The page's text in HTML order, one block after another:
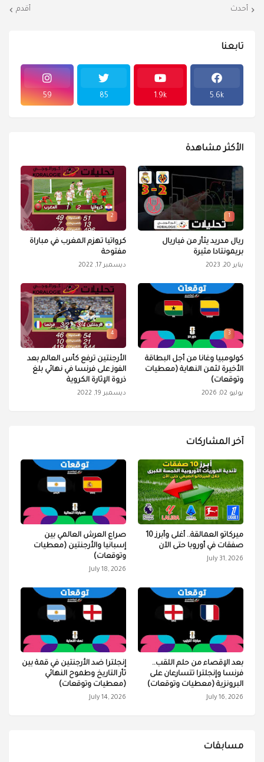
أحدث أقدم
تابعنا
5.6k
1.9k
85
59
الأكثر مشاهدة
1
ريال مدريد يثأر من فياريال
بريمونتادا مثيرة
يناير 20, 2023
2
كرواتيا تهزم المغرب في مباراة
مفتوحة
ديسمبر 17, 2022
3
كولومبيا وغانا من أجل البطاقة
الأخيرة لثمن النهاية (معطيات
وتوقعات)
يوليو 02, 2026
4
الأرجنتين ترفع كأس العالم بعد
الفوز على فرنسا في نهائي بلغ
ذروة الإثارة الكروية
ديسمبر 19, 2022
آخر المشاركات
ميركاتو العمالقة.. أغلى وأبرز 10
صفقات في أوروبا حتى الآن
July 31, 2026
صراع العرش العالمي بين
إسبانيا والأرجنتين (معطيات
وتوقعات)
July 18, 2026
بعد الإقصاء من حلم اللقب..
فرنسا وإنجلترا تتسارعان على
البرونزية (معطيات وتوقعات)
July 16, 2026
إنجلترا ضد الأرجنتين في قمة بين
ثأر التاريخ وطموح النهائي
(معطيات وتوقعات)
July 14, 2026
مسابقات